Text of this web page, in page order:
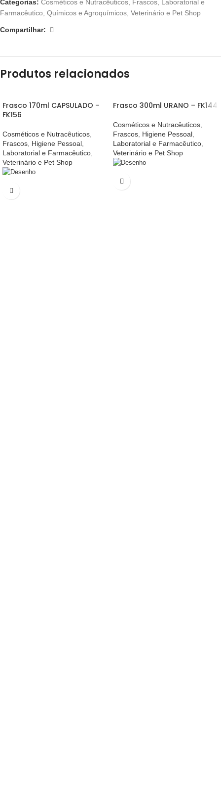
Categorias: Cosméticos e Nutracêuticos Frascos Laboratorial e
Farmacêutico Químicos e Agroquímicos Veterinário e Pet Shop
Compartilhar:
Produtos relacionados
Frasco 170ml CAPSULADO –
FK156
Cosméticos e Nutracêuticos
Frascos Higiene Pessoal
Laboratorial e Farmacêutico
Veterinário e Pet Shop
Frasco 300ml URANO – FK144
Cosméticos e Nutracêuticos
Frascos Higiene Pessoal
Laboratorial e Farmacêutico
Veterinário e Pet Shop